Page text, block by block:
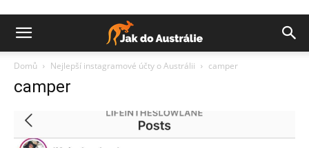
Domů Nejlepší instagramové účty o Austrálii camper
camper